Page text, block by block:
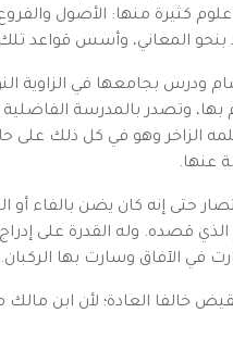
كثيرة منها: الأصول
بنحو المعاني، وأسس قواعد
بها، وتصدر بالمدرسة
الزاخر وهو في كل ذلك على
عنها.
حتى إنه كان يضن بالفاء أو
قصده. وله القدرة على
في الآفاق وسارت بها الركبان.
خالفا العادة؛ لأن ابن